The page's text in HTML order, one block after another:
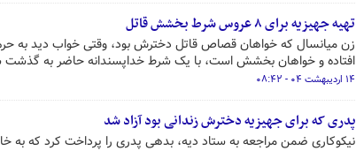
تهیه جهیزیه برای ۸ عروس شرط بخشش قاتل
زن میانسال که خواهان قصاص قاتل دخترش بود، وقتی خواب دید به حرم
افتاده و خواهان بخشش است، با یک شرط خداپسندانه حاضر به
۱۴ اردیبهشت ۰۴ - ۰۸:۴۲
پدری که برای جهیزیه دخترش زندانی بود آزاد شد
نیکوکاری ضمن مراجعه به ستاد دیه، بدهی پدری را پرداخت کرد که به